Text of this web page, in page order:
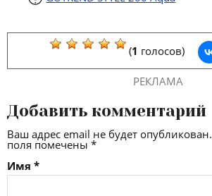
(1 голосов)
РЕКЛАМА
Добавить комментарий
Ваш адрес email не будет опубликован.
поля помечены *
Имя *